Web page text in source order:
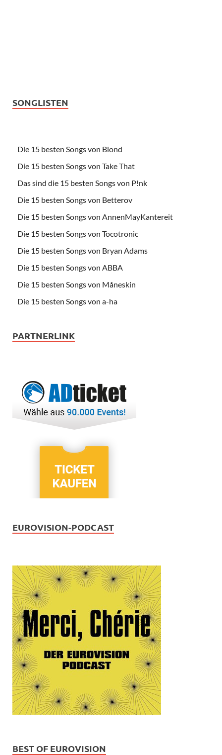
SONGLISTEN
Die 15 besten Songs von Blond
Die 15 besten Songs von Take That
Das sind die 15 besten Songs von P!nk
Die 15 besten Songs von Betterov
Die 15 besten Songs von AnnenMayKantereit
Die 15 besten Songs von Tocotronic
Die 15 besten Songs von Bryan Adams
Die 15 besten Songs von ABBA
Die 15 besten Songs von Måneskin
Die 15 besten Songs von a-ha
PARTNERLINK
EUROVISION-PODCAST
BEST OF EUROVISION